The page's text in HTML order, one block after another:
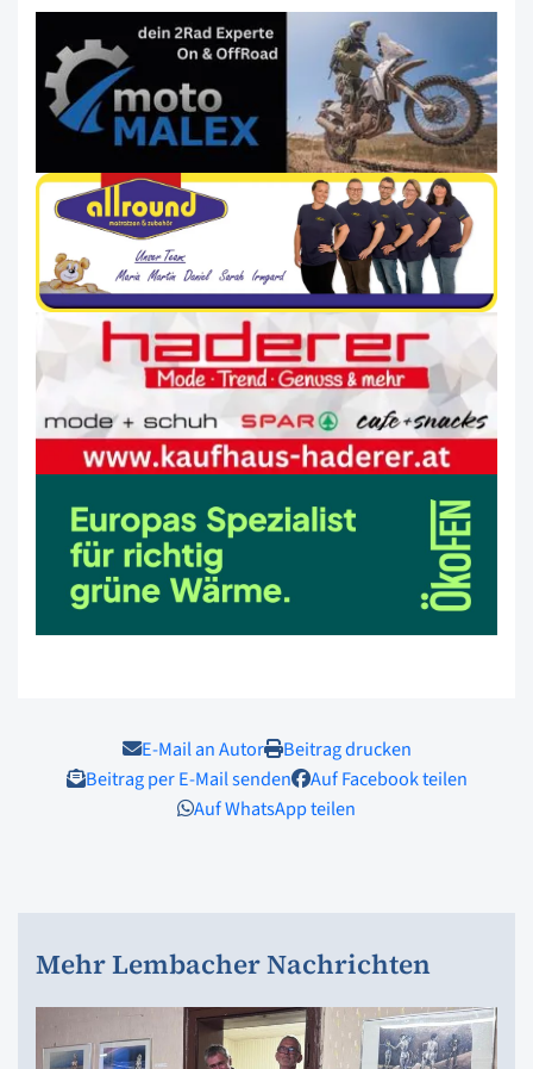
E-Mail an Autor
Beitrag drucken
Beitrag per E-Mail senden
Auf Facebook teilen
Auf WhatsApp teilen
Mehr Lembacher Nachrichten